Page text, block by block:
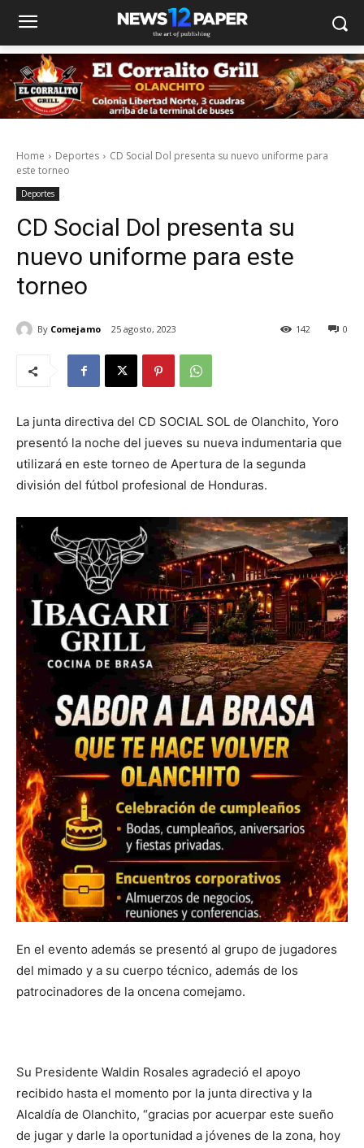
Home Deportes
CD Social Dol presenta su nuevo uniforme para
este torneo
Deportes
CD Social Dol presenta su
nuevo uniforme para este
torneo
By Comejamo 25 agosto, 2023 0
142
La junta directiva del CD SOCIAL SOL de Olanchito, Yoro
presentó la noche del jueves su nueva indumentaria que
utilizará en este torneo de Apertura de la segunda
división del fútbol profesional de Honduras.
En el evento además se presentó al grupo de jugadores
del mimado y a su cuerpo técnico, además de los
patrocinadores de la oncena comejamo.
Su Presidente Waldin Rosales agradeció el apoyo
recibido hasta el momento por la junta directiva y la
Alcaldía de Olanchito, “gracias por acuerpar este sueño
de jugar y darle la oportunidad a jóvenes de la zona, hoy